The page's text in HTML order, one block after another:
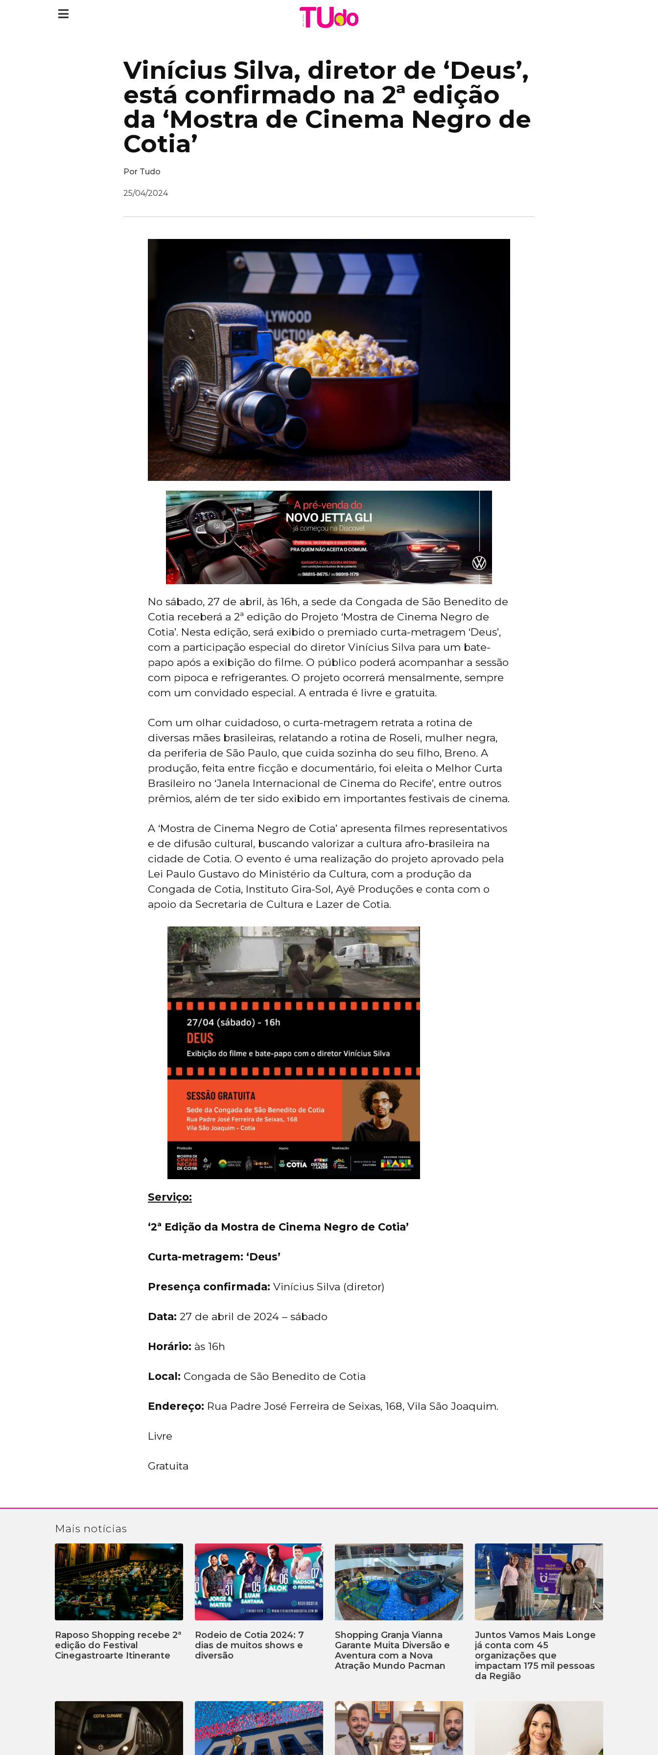
Vinícius Silva, diretor de ‘Deus’,
está confirmado na 2ª edição
da ‘Mostra de Cinema Negro de
Cotia’
Por Tudo
25/04/2024
No sábado, 27 de abril, às 16h, a sede da Congada de São Benedito de
Cotia receberá a 2ª edição do Projeto ‘Mostra de Cinema Negro de
Cotia’. Nesta edição, será exibido o premiado curta-metragem ‘Deus’,
com a participação especial do diretor Vinícius Silva para um bate-
papo após a exibição do filme. O público poderá acompanhar a sessão
com pipoca e refrigerantes. O projeto ocorrerá mensalmente, sempre
com um convidado especial. A entrada é livre e gratuita.
Com um olhar cuidadoso, o curta-metragem retrata a rotina de
diversas mães brasileiras, relatando a rotina de Roseli, mulher negra,
da periferia de São Paulo, que cuida sozinha do seu filho, Breno. A
produção, feita entre ficção e documentário, foi eleita o Melhor Curta
Brasileiro no ‘Janela Internacional de Cinema do Recife’, entre outros
prêmios, além de ter sido exibido em importantes festivais de cinema.
A ‘Mostra de Cinema Negro de Cotia’ apresenta filmes representativos
e de difusão cultural, buscando valorizar a cultura afro-brasileira na
cidade de Cotia. O evento é uma realização do projeto aprovado pela
Lei Paulo Gustavo do Ministério da Cultura, com a produção da
Congada de Cotia, Instituto Gira-Sol, Ayê Produções e conta com o
apoio da Secretaria de Cultura e Lazer de Cotia.
Serviço:
‘2ª Edição da Mostra de Cinema Negro de Cotia’
Curta-metragem: ‘Deus’
Presença confirmada: Vinícius Silva (diretor)
Data: 27 de abril de 2024 – sábado
Horário: às 16h
Local: Congada de São Benedito de Cotia
Endereço: Rua Padre José Ferreira de Seixas, 168, Vila São Joaquim.
Livre
Gratuita
Mais notícias
Raposo Shopping recebe 2ª
edição do Festival
Cinegastroarte Itinerante
Rodeio de Cotia 2024: 7
dias de muitos shows e
diversão
Shopping Granja Vianna
Garante Muita Diversão e
Aventura com a Nova
Atração Mundo Pacman
Juntos Vamos Mais Longe
já conta com 45
organizações que
impactam 175 mil pessoas
da Região